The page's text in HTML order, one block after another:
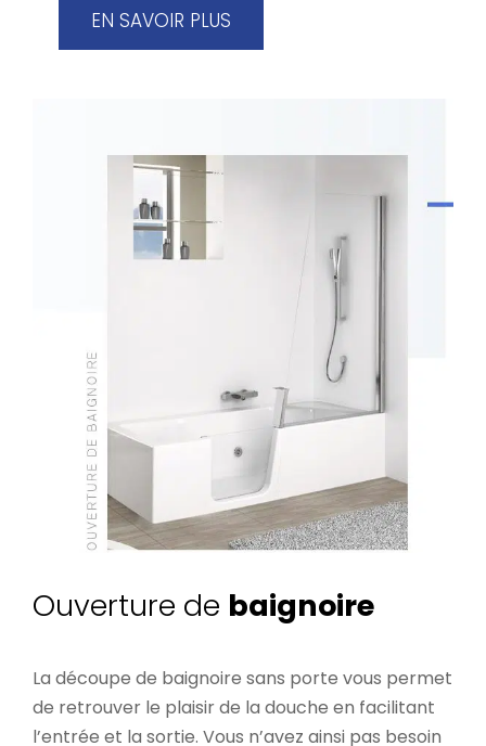
EN SAVOIR PLUS
Ouverture de baignoire
La découpe de baignoire sans porte vous permet
de retrouver le plaisir de la douche en facilitant
l’entrée et la sortie. Vous n’avez ainsi pas besoin